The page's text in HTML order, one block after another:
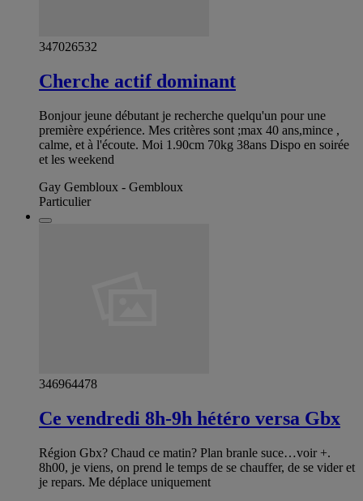
347026532
Cherche actif dominant
Bonjour jeune débutant je recherche quelqu'un pour une
première expérience. Mes critères sont ;max 40 ans,mince ,
calme, et à l'écoute. Moi 1.90cm 70kg 38ans Dispo en soirée
et les weekend
Gay Gembloux - Gembloux
Particulier
346964478
Ce vendredi 8h-9h hétéro versa Gbx
Région Gbx? Chaud ce matin? Plan branle suce…voir +.
8h00, je viens, on prend le temps de se chauffer, de se vider et
je repars. Me déplace uniquement